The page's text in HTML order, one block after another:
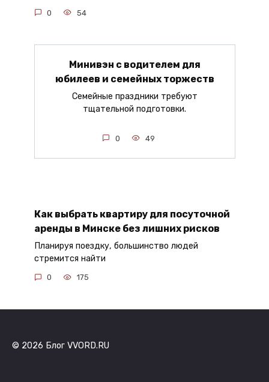
0 54
Минивэн с водителем для
юбилеев и семейных торжеств
Семейные праздники требуют
тщательной подготовки.
0 49
Как выбрать квартиру для посуточной
аренды в Минске без лишних рисков
Планируя поездку, большинство людей
стремится найти
0 175
© 2026 Блог VVORD.RU